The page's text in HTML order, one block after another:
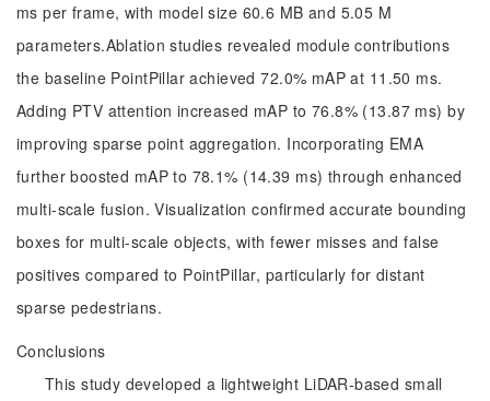
ms per frame, with model size 60.6 MB and 5.05 M
parameters.Ablation studies revealed module contributions
the baseline PointPillar achieved 72.0% mAP at 11.50 ms.
Adding PTV attention increased mAP to 76.8% (13.87 ms) by
improving sparse point aggregation. Incorporating EMA
further boosted mAP to 78.1% (14.39 ms) through enhanced
multi-scale fusion. Visualization confirmed accurate bounding
boxes for multi-scale objects, with fewer misses and false
positives compared to PointPillar, particularly for distant
sparse pedestrians.
Conclusions
This study developed a lightweight LiDAR-based small